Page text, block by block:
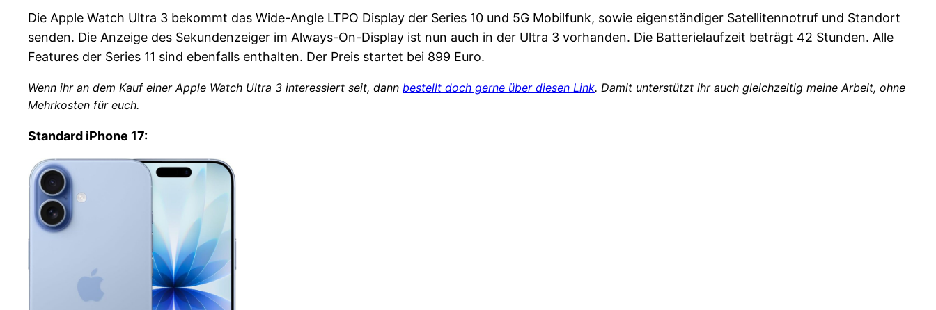
Die Apple Watch Ultra 3 bekommt das Wide-Angle LTPO Display der Series 10 und 5G Mobilfunk, sowie eigenständiger Satellitennotruf und Standort
senden. Die Anzeige des Sekundenzeiger im Always-On-Display ist nun auch in der Ultra 3 vorhanden. Die Batterielaufzeit beträgt 42 Stunden. Alle
Features der Series 11 sind ebenfalls enthalten. Der Preis startet bei 899 Euro.
Wenn ihr an dem Kauf einer Apple Watch Ultra 3 interessiert seit, dann bestellt doch gerne über diesen Link. Damit unterstützt ihr auch gleichzeitig meine Arbeit, ohne
Mehrkosten für euch.
Standard iPhone 17: